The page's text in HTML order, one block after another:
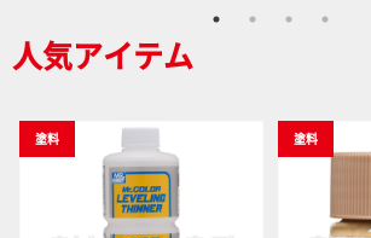
人気アイテム
塗料 塗料